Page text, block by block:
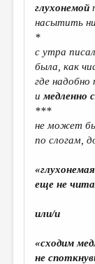
ОТДЕЛЫ И РУБРИКИ
ИЗБРАННОЕ
ДАЙДЖЕСТ
ПЕРЕВОДЫ
КОНКУРСЫ
КНИЖНАЯ
ОБЪЯВЛЕНИЯ
глухонемой
насытить
*
с утра
была, как
где
и медленно
***
не может
по слогам,
еще не
или/и
«сходим
не